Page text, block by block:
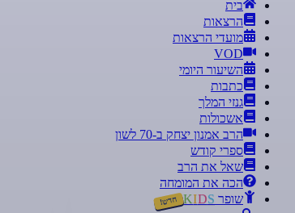
בית
הרצאות
מועדי הרצאות
VOD
השיעור היומי
כתבות
גנזי המלך
אשכולות
הרב אמנון יצחק ב-70 לשון
ספרי קודש
שאל את הרב
הכה את המומחה
שופר
KIDS חדש!